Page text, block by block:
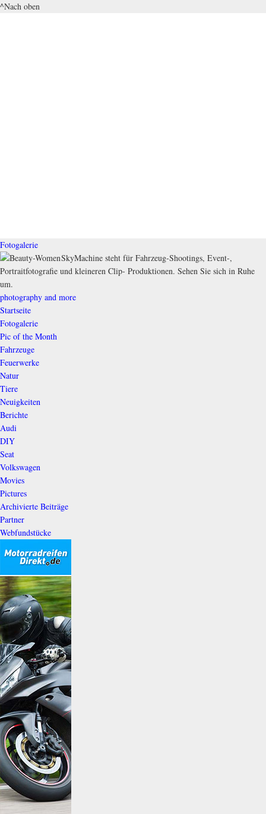
^Nach oben
Fotogalerie
SkyMachine steht für Fahrzeug-Shootings, Event-,
Portraitfotografie und kleineren Clip- Produktionen. Sehen Sie sich in Ruhe
um.
photography and more
Startseite
Fotogalerie
Pic of the Month
Fahrzeuge
Feuerwerke
Natur
Tiere
Neuigkeiten
Berichte
Audi
DIY
Seat
Volkswagen
Movies
Pictures
Archivierte Beiträge
Partner
Webfundstücke